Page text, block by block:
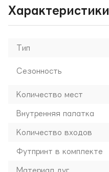
Характеристики
Тип
Сезонность
Количество мест
Внутренняя палатка
Количество входов
Футпринт в комплекте
Материал дуг